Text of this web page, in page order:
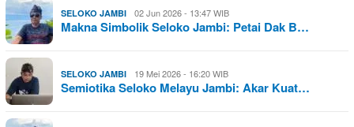
SELOKO JAMBI 02 Jun 2026 - 13:47 WIB
Makna Simbolik Seloko Jambi: Petai Dak B…
SELOKO JAMBI 19 Mei 2026 - 16:20 WIB
Semiotika Seloko Melayu Jambi: Akar Kuat…